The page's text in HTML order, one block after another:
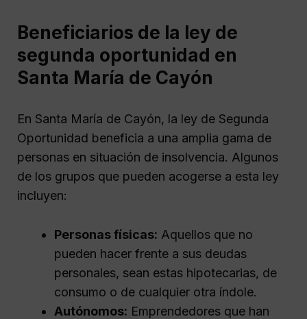
Beneficiarios de la ley de
segunda oportunidad en
Santa María de Cayón
En Santa María de Cayón, la ley de Segunda
Oportunidad beneficia a una amplia gama de
personas en situación de insolvencia. Algunos
de los grupos que pueden acogerse a esta ley
incluyen:
Personas físicas: Aquellos que no
pueden hacer frente a sus deudas
personales, sean estas hipotecarias, de
consumo o de cualquier otra índole.
Autónomos: Emprendedores que han